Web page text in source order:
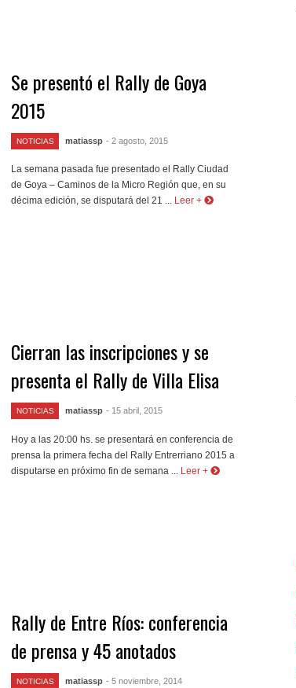
Se presentó el Rally de Goya
2015
NOTICIAS matiassp - 2 agosto, 2015
La semana pasada fue presentado el Rally Ciudad
de Goya – Caminos de la Micro Región que, en su
décima edición, se disputará del 21 ... Leer +
Cierran las inscripciones y se
presenta el Rally de Villa Elisa
NOTICIAS matiassp - 15 abril, 2015
Hoy a las 20:00 hs. se presentará en conferencia de
prensa la primera fecha del Rally Entrerriano 2015 a
disputarse en próximo fin de semana ...
Leer +
Rally de Entre Ríos: conferencia
de prensa y 45 anotados
NOTICIAS matiassp - 5 noviembre, 2014